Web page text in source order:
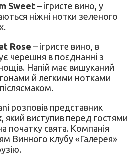
Sweet – ігристе вино, у
ніжні нотки зеленого
Rose – ігристе вино, в
черешня в поєднанні з
Напій має вишуканий
й легкими нотками
розповів представник
, який виступив перед гостями
початку свята. Компанія
Винного клубу «Галерея»